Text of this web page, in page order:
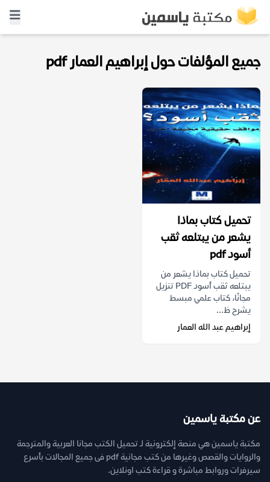
جميع المؤلفات حول إبراهيم العمار pdf
تحميل كتاب بماذا
يشعر من يبتلعه ثقب
أسود pdf
تحميل كتاب بماذا يشعر من
يبتلعه ثقب أسود PDF تنزيل
مجانًا، كتاب علمي مبسط
يشرح ظ...
إبراهيم عبد الله العمار
عن مكتبة ياسمين
مكتبة ياسمين هي منصة إلكترونية لـ تحميل الكتب مجانا العربية والمترجمة
والروايات والقصص وغيرها من كتب مجانية pdf فى جميع المجالات بأسرع
سيرفرات وروابط مباشرة و قراءة كتب اونلاين.